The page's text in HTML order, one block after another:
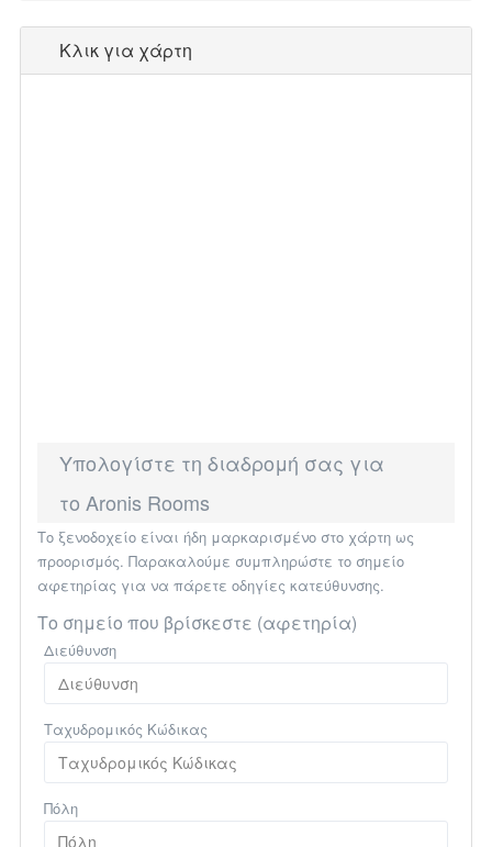
Κλικ για χάρτη
Υπολογίστε τη διαδρομή σας για
το Aronis Rooms
Το ξενοδοχείο είναι ήδη μαρκαρισμένο στο χάρτη ως
προορισμός. Παρακαλούμε συμπληρώστε το σημείο
αφετηρίας για να πάρετε οδηγίες κατεύθυνσης.
Το σημείο που βρίσκεστε (αφετηρία)
Διεύθυνση
Ταχυδρομικός Κώδικας
Πόλη